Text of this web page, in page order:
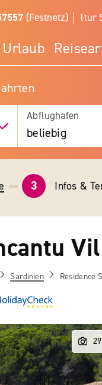
(Festnetz) ltur
Abflughafen
beliebig
3 Infos &
Sardinien Residence